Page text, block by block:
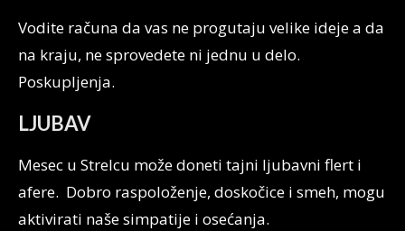
Vodite računa da vas ne progutaju velike ideje a da
na kraju, ne sprovedete ni jednu u delo.
Poskupljenja.
LJUBAV
Mesec u Strelcu može doneti tajni ljubavni flert i
afere. Dobro raspoloženje, doskočice i smeh, mogu
aktivirati naše simpatije i osećanja.